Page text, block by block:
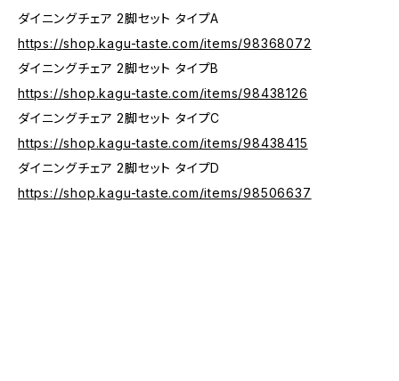
ダイニングチェア 2脚セット タイプA
https://shop.kagu-taste.com/items/98368072
ダイニングチェア 2脚セット タイプB
https://shop.kagu-taste.com/items/98438126
ダイニングチェア 2脚セット タイプC
https://shop.kagu-taste.com/items/98438415
ダイニングチェア 2脚セット タイプD
https://shop.kagu-taste.com/items/98506637